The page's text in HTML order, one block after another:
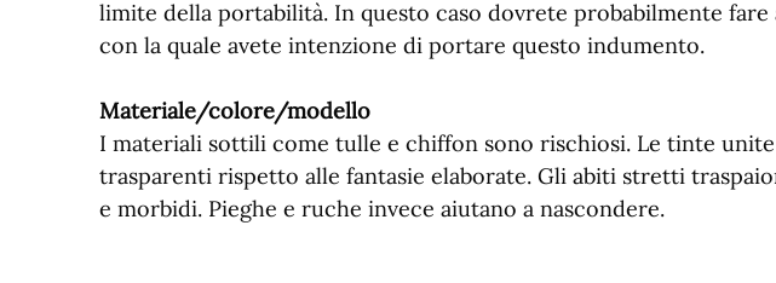
limite della portabilità. In questo caso dovrete probabilmente
con la quale avete intenzione di portare questo indumento.
Materiale/colore/modello
I materiali sottili come tulle e chiffon sono rischiosi. Le tinte
trasparenti rispetto alle fantasie elaborate. Gli abiti stretti
e morbidi. Pieghe e ruche invece aiutano a nascondere.